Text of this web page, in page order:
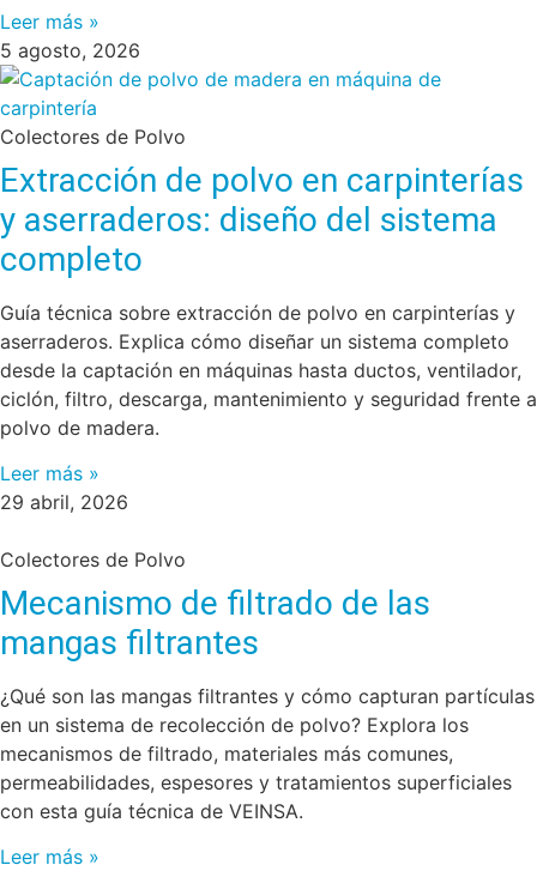
Leer más »
5 agosto, 2026
Colectores de Polvo
Extracción de polvo en carpinterías
y aserraderos: diseño del sistema
completo
Guía técnica sobre extracción de polvo en carpinterías y
aserraderos. Explica cómo diseñar un sistema completo
desde la captación en máquinas hasta ductos, ventilador,
ciclón, filtro, descarga, mantenimiento y seguridad frente a
polvo de madera.
Leer más »
29 abril, 2026
Colectores de Polvo
Mecanismo de filtrado de las
mangas filtrantes
¿Qué son las mangas filtrantes y cómo capturan partículas
en un sistema de recolección de polvo? Explora los
mecanismos de filtrado, materiales más comunes,
permeabilidades, espesores y tratamientos superficiales
con esta guía técnica de VEINSA.
Leer más »